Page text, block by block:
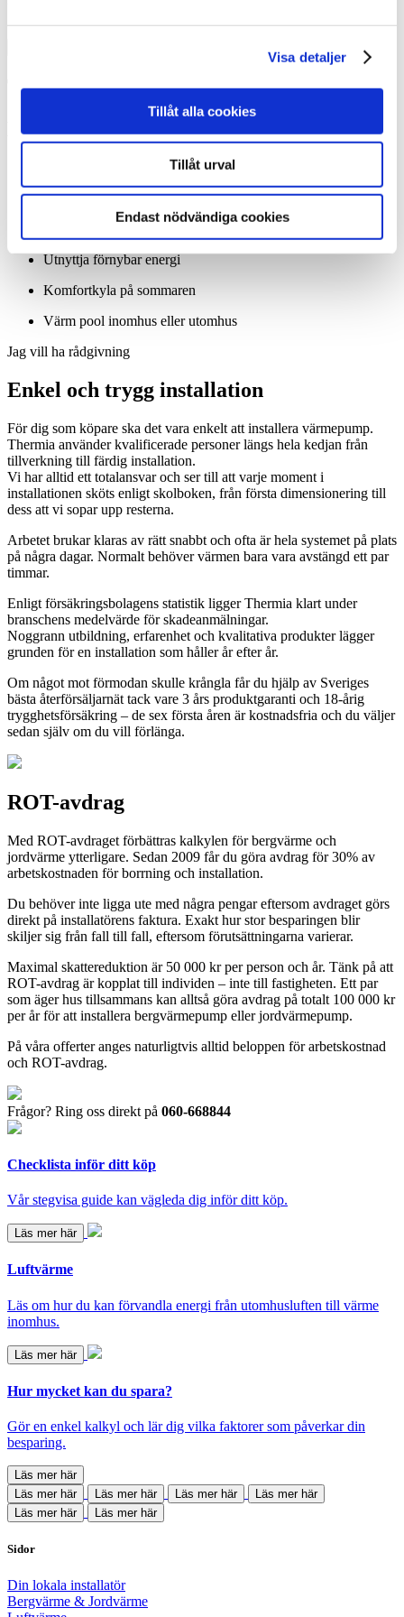
Visa detaljer
Tillåt alla cookies
Tillåt urval
Endast nödvändiga cookies
Tack! Vi återkommer snarast.
Misslyckades
Spara pengar från första dagen
Ditt hus ökar i värde
Utnyttja förnybar energi
Komfortkyla på sommaren
Värm pool inomhus eller utomhus
Jag vill ha rådgivning
Enkel och trygg installation
För dig som köpare ska det vara enkelt att installera värmepump.
Thermia använder kvalificerade personer längs hela kedjan från
tillverkning till färdig installation.
Vi har alltid ett totalansvar och ser till att varje moment i
installationen sköts enligt skolboken, från första dimensionering till
dess att vi sopar upp resterna.
Arbetet brukar klaras av rätt snabbt och ofta är hela systemet på plats
på några dagar. Normalt behöver värmen bara vara avstängd ett par
timmar.
Enligt försäkringsbolagens statistik ligger Thermia klart under
branschens medelvärde för skadeanmälningar.
Noggrann utbildning, erfarenhet och kvalitativa produkter lägger
grunden för en installation som håller år efter år.
Om något mot förmodan skulle krångla får du hjälp av Sveriges
bästa återförsäljarnät tack vare 3 års produktgaranti och 18-årig
trygghetsförsäkring – de sex första åren är kostnadsfria och du väljer
sedan själv om du vill förlänga.
ROT-avdrag
Med ROT-avdraget förbättras kalkylen för bergvärme och
jordvärme ytterligare. Sedan 2009 får du göra avdrag för 30% av
arbetskostnaden för borrning och installation.
Du behöver inte ligga ute med några pengar eftersom avdraget görs
direkt på installatörens faktura. Exakt hur stor besparingen blir
skiljer sig från fall till fall, eftersom förutsättningarna varierar.
Maximal skattereduktion är 50 000 kr per person och år. Tänk på att
ROT-avdrag är kopplat till individen – inte till fastigheten. Ett par
som äger hus tillsammans kan alltså göra avdrag på totalt 100 000 kr
per år för att installera bergvärmepump eller jordvärmepump.
På våra offerter anges naturligtvis alltid beloppen för arbetskostnad
och ROT-avdrag.
Frågor? Ring oss direkt på 060-668844
Checklista inför ditt köp
Vår stegvisa guide kan vägleda dig inför ditt köp.
Läs mer här
Luftvärme
Läs om hur du kan förvandla energi från utomhusluften till värme
inomhus.
Läs mer här
Hur mycket kan du spara?
Gör en enkel kalkyl och lär dig vilka faktorer som påverkar din
besparing.
Läs mer här
Läs mer här
Läs mer här Läs mer här
Läs mer här
Läs mer här
Läs mer här
Sidor
Din lokala installatör
Bergvärme & Jordvärme